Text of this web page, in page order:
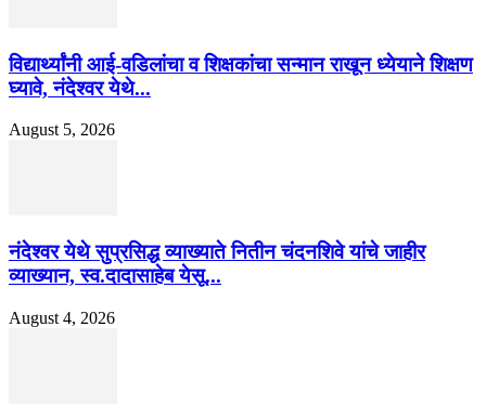
विद्यार्थ्यांनी आई-वडिलांचा व शिक्षकांचा सन्मान राखून ध्येयाने शिक्षण
घ्यावे, नंदेश्वर येथे...
August 5, 2026
नंदेश्वर येथे सुप्रसिद्ध व्याख्याते नितीन चंदनशिवे यांचे जाहीर
व्याख्यान, स्व.दादासाहेब येसू...
August 4, 2026